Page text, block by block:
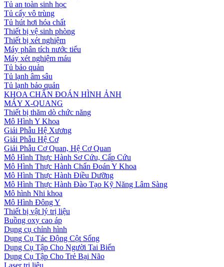
Tủ an toàn sinh học
Tủ cấy vô trùng
Tủ hút hơi hóa chất
Thiết bị vệ sinh phòng
Thiết bị xét nghiệm
Máy phân tích nước tiểu
Máy xét nghiệm máu
Tủ bảo quản
Tủ lạnh âm sâu
Tủ lạnh bảo quản
KHOA CHẨN ĐOÁN HÌNH ẢNH
MÁY X-QUANG
Thiết bị thăm dò chức năng
Mô Hình Y Khoa
Giải Phẫu Hệ Xương
Giải Phẫu Hệ Cơ
Giải Phẫu Cơ Quan, Hệ Cơ Quan
Mô Hình Thực Hành Sơ Cứu, Cấp Cứu
Mô Hình Thực Hành Chẩn Đoán Y Khoa
Mô Hình Thực Hành Điều Dưỡng
Mô Hình Thực Hành Đào Tạo Kỹ Năng Lâm Sàng
Mô hình Nhi khoa
Mô Hình Đông Y
Thiết bị vật lý trị liệu
Buồng oxy cao áp
Dụng cụ chỉnh hình
Dụng Cụ Tác Động Cột Sống
Dụng Cụ Tập Cho Người Tai Biến
Dụng Cụ Tập Cho Trẻ Bại Não
Laser trị liệu